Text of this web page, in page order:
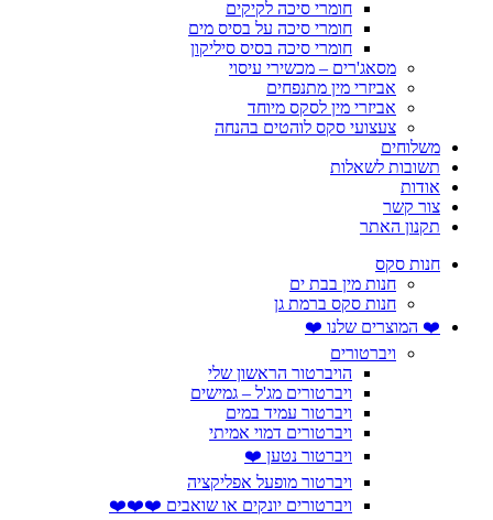
חומרי סיכה לקיקים
חומרי סיכה על בסיס מים
חומרי סיכה בסיס סיליקון
מסאג'רים – מכשירי עיסוי
אביזרי מין מתנפחים
אביזרי מין לסקס מיוחד
צעצועי סקס לוהטים בהנחה
משלוחים
תשובות לשאלות
אודות
צור קשר
תקנון האתר
חנות סקס
חנות מין בבת ים
חנות סקס ברמת גן
❤️ המוצרים שלנו ❤️
ויברטורים
הויברטור הראשון שלי
ויברטורים מג'ל – גמישים
ויברטור עמיד במים
ויברטורים דמוי אמיתי
ויברטור נטען ❤️
ויברטור מופעל אפליקציה
ויברטורים יונקים או שואבים ❤️❤️❤️